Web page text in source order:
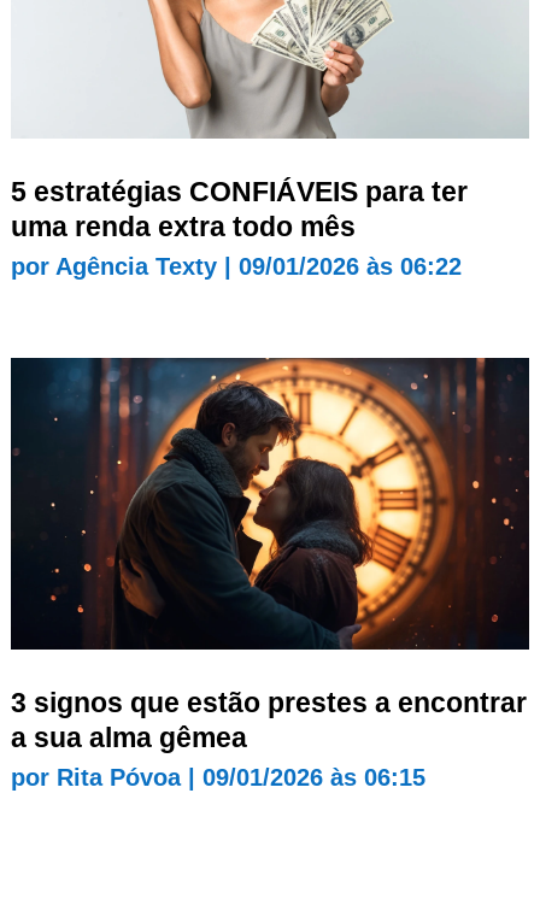
5 estratégias CONFIÁVEIS para ter
uma renda extra todo mês
por Agência Texty| 09/01/2026 às 06:22
3 signos que estão prestes a encontrar
a sua alma gêmea
por Rita Póvoa| 09/01/2026 às 06:15